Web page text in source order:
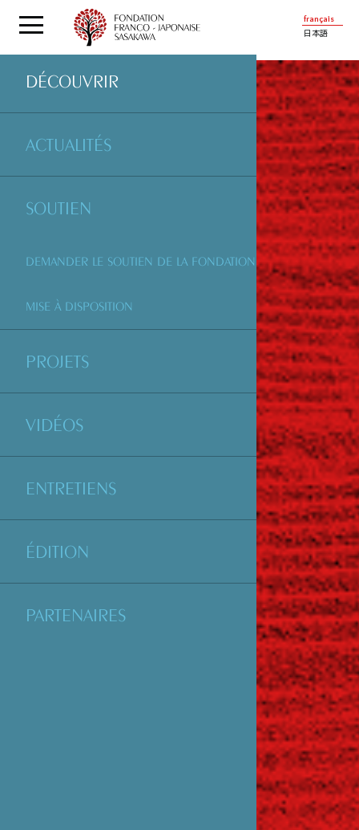
français
日本語
DÉCOUVRIR
ACTUALITÉS
SOUTIEN
DEMANDER LE SOUTIEN DE LA FONDATION
MISE À DISPOSITION
PROJETS
VIDÉOS
ENTRETIENS
ÉDITION
PARTENAIRES